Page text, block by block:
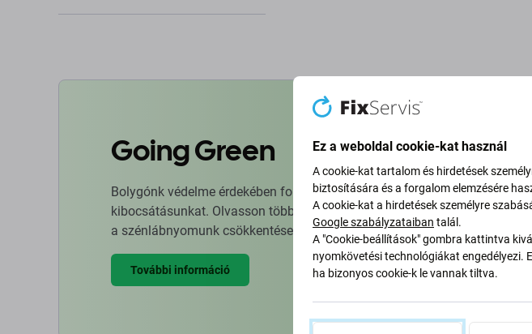
Going Green
Bolygónk védelme érdekében folyamatosan javítjuk szén-dioxid-
kibocsátásunkat. Olvasson többet arról, hogyan alakítjuk át
a szénlábnyomunk csökkentése érdekében.
További információ
Ez a weboldal cookie-kat használ
A cookie-kat tartalom és hirdetések
biztosítására és a forgalom elemzésére
A cookie-kat a hirdetések személyre
Google szabályzataiban talál.
A "Cookie-beállítások" gombra kattintva
nyomkövetési technológiákat engedélyezi.
ha bizonyos cookie-k le vannak tiltva.